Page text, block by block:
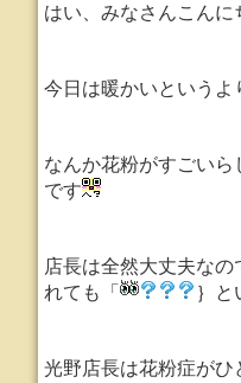
はい、みなさんこんに
今日は暖かいというよ
なんか花粉がすごい
です
店長は全然大丈夫な
れても「
｝と
光野店長は花粉症がひ